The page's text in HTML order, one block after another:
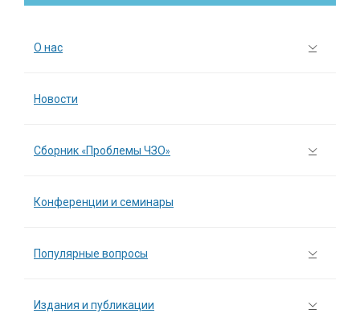
О нас
Новости
Сборник «Проблемы ЧЗО»
Конференции и семинары
Популярные вопросы
Издания и публикации